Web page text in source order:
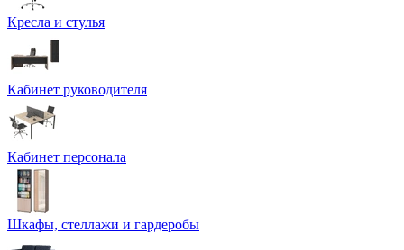
Кресла и стулья
Кабинет руководителя
Кабинет персонала
Шкафы, стеллажи и гардеробы